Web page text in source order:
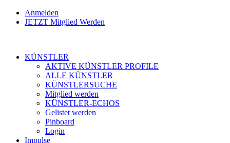
Anmelden
JETZT Mitglied Werden
KÜNSTLER
AKTIVE KÜNSTLER PROFILE
ALLE KÜNSTLER
KÜNSTLERSUCHE
Mitglied werden
KÜNSTLER-ECHOS
Gelistet werden
Pinboard
Login
Impulse